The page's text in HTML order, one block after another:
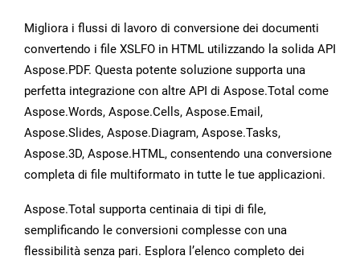
Migliora i flussi di lavoro di conversione dei documenti
convertendo i file XSLFO in HTML utilizzando la solida API
Aspose.PDF. Questa potente soluzione supporta una
perfetta integrazione con altre API di Aspose.Total come
Aspose.Words, Aspose.Cells, Aspose.Email,
Aspose.Slides, Aspose.Diagram, Aspose.Tasks,
Aspose.3D, Aspose.HTML, consentendo una conversione
completa di file multiformato in tutte le tue applicazioni.
Aspose.Total supporta centinaia di tipi di file,
semplificando le conversioni complesse con una
flessibilità senza pari. Esplora l’elenco completo dei